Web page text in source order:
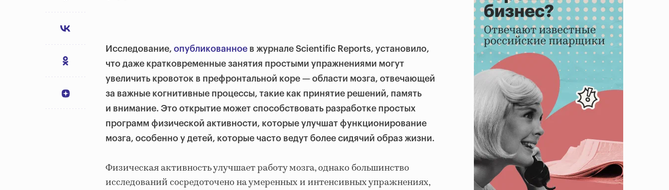
Исследование, опубликованное в журнале Scientific Reports, установило,
что даже кратковременные занятия простыми упражнениями могут
увеличить кровоток в префронтальной коре — области мозга, отвечающей
за важные когнитивные процессы, такие как принятие решений, память
и внимание. Это открытие может способствовать разработке простых
программ физической активности, которые улучшат функционирование
мозга, особенно у детей, которые часто ведут более сидячий образ жизни.
Физическая активность улучшает работу мозга, однако большинство
исследований сосредоточено на умеренных и интенсивных упражнениях,